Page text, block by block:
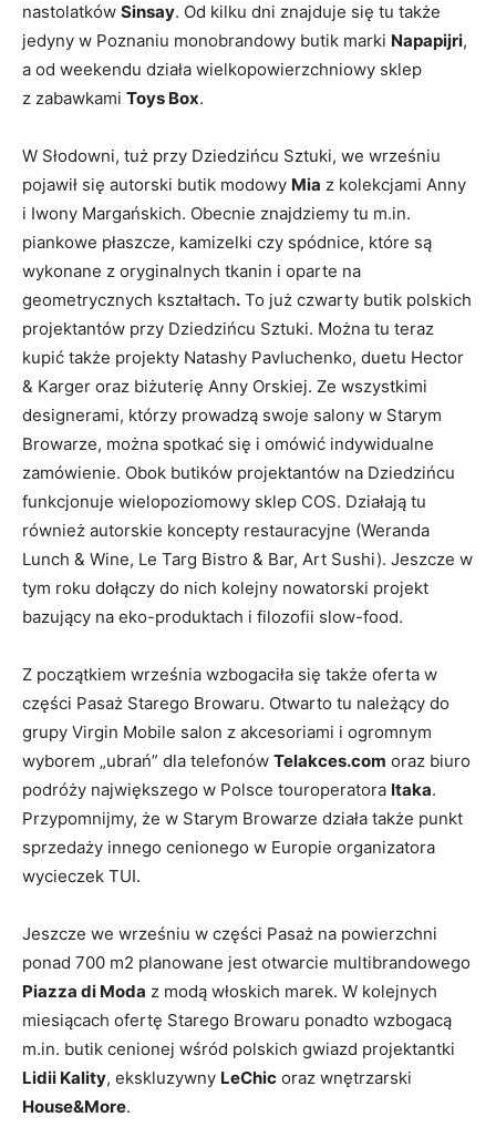
nastolatków Sinsay. Od kilku dni znajduje się tu także
jedyny w Poznaniu monobrandowy butik marki Napapijri,
a od weekendu działa wielkopowierzchniowy sklep
z zabawkami Toys Box.
W Słodowni, tuż przy Dziedzińcu Sztuki, we wrześniu
pojawił się autorski butik modowy Mia z kolekcjami Anny
i Iwony Margańskich. Obecnie znajdziemy tu m.in.
piankowe płaszcze, kamizelki czy spódnice, które są
wykonane z oryginalnych tkanin i oparte na
geometrycznych kształtach. To już czwarty butik polskich
projektantów przy Dziedzińcu Sztuki. Można tu teraz
kupić także projekty Natashy Pavluchenko, duetu Hector
& Karger oraz biżuterię Anny Orskiej. Ze wszystkimi
designerami, którzy prowadzą swoje salony w Starym
Browarze, można spotkać się i omówić indywidualne
zamówienie. Obok butików projektantów na Dziedzińcu
funkcjonuje wielopoziomowy sklep COS. Działają tu
również autorskie koncepty restauracyjne (Weranda
Lunch & Wine, Le Targ Bistro & Bar, Art Sushi). Jeszcze w
tym roku dołączy do nich kolejny nowatorski projekt
bazujący na eko-produktach i filozofii slow-food.
Z początkiem września wzbogaciła się także oferta w
części Pasaż Starego Browaru. Otwarto tu należący do
grupy Virgin Mobile salon z akcesoriami i ogromnym
wyborem „ubrań” dla telefonów Telakces.com oraz biuro
podróży największego w Polsce touroperatora Itaka.
Przypomnijmy, że w Starym Browarze działa także punkt
sprzedaży innego cenionego w Europie organizatora
wycieczek TUI.
Jeszcze we wrześniu w części Pasaż na powierzchni
ponad 700 m2 planowane jest otwarcie multibrandowego
Piazza di Moda z modą włoskich marek. W kolejnych
miesiącach ofertę Starego Browaru ponadto wzbogacą
m.in. butik cenionej wśród polskich gwiazd projektantki
Lidii Kality, ekskluzywny LeChic oraz wnętrzarski
House&More.